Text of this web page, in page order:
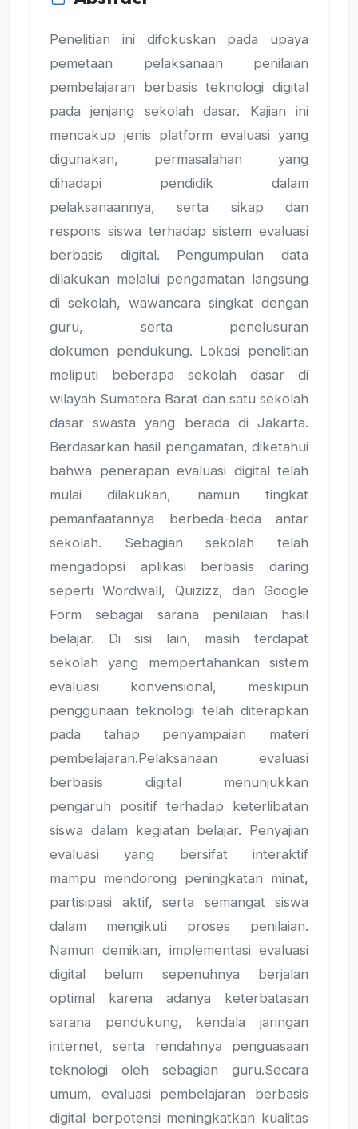
Penelitian ini difokuskan pada upaya
pemetaan pelaksanaan penilaian
pembelajaran berbasis teknologi digital
pada jenjang sekolah dasar. Kajian ini
mencakup jenis platform evaluasi yang
digunakan, permasalahan yang
dihadapi pendidik dalam
pelaksanaannya, serta sikap dan
respons siswa terhadap sistem evaluasi
berbasis digital. Pengumpulan data
dilakukan melalui pengamatan langsung
di sekolah, wawancara singkat dengan
guru, serta penelusuran
dokumen pendukung. Lokasi penelitian
meliputi beberapa sekolah dasar di
wilayah Sumatera Barat dan satu sekolah
dasar swasta yang berada di Jakarta.
Berdasarkan hasil pengamatan, diketahui
bahwa penerapan evaluasi digital telah
mulai dilakukan, namun tingkat
pemanfaatannya berbeda-beda antar
sekolah. Sebagian sekolah telah
mengadopsi aplikasi berbasis daring
seperti Wordwall, Quizizz, dan Google
Form sebagai sarana penilaian hasil
belajar. Di sisi lain, masih terdapat
sekolah yang mempertahankan sistem
evaluasi konvensional, meskipun
penggunaan teknologi telah diterapkan
pada tahap penyampaian materi
pembelajaran.Pelaksanaan evaluasi
berbasis digital menunjukkan
pengaruh positif terhadap keterlibatan
siswa dalam kegiatan belajar. Penyajian
evaluasi yang bersifat interaktif
mampu mendorong peningkatan minat,
partisipasi aktif, serta semangat siswa
dalam mengikuti proses penilaian.
Namun demikian, implementasi evaluasi
digital belum sepenuhnya berjalan
optimal karena adanya keterbatasan
sarana pendukung, kendala jaringan
internet, serta rendahnya penguasaan
teknologi oleh sebagian guru.Secara
umum, evaluasi pembelajaran berbasis
digital berpotensi meningkatkan kualitas